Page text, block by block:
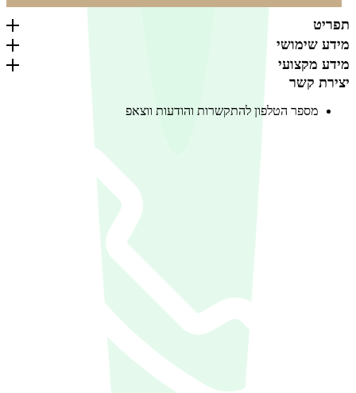
₪999.
₪499.
תפריט
מידע שימושי
מידע מקצועי
יצירת קשר
מספר הטלפון להתקשרות והודעות ווצאפ